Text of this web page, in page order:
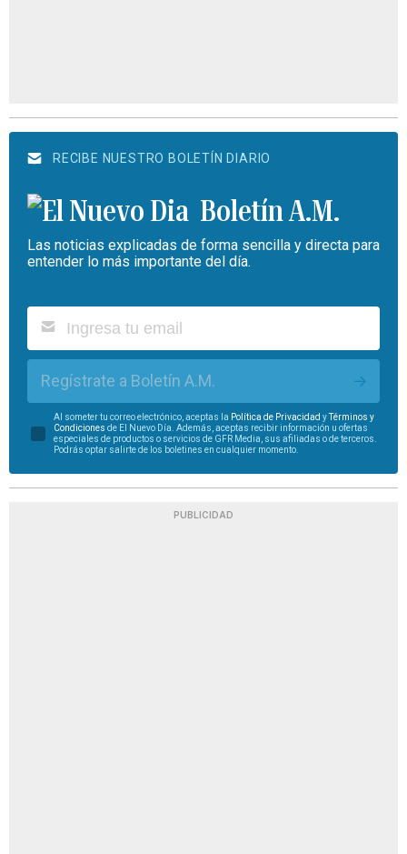
RECIBE NUESTRO BOLETÍN DIARIO
Boletín A.M.
Las noticias explicadas de forma sencilla y directa para
entender lo más importante del día.
Regístrate a Boletín A.M.
Al someter tu correo electrónico, aceptas la Política de Privacidad yTérminos y
Condiciones de El Nuevo Día. Además, aceptas recibir información u ofertas
especiales de productos o servicios de GFR Media, sus afiliadas o de terceros.
Podrás optar salirte de los boletines en cualquier momento.
PUBLICIDAD